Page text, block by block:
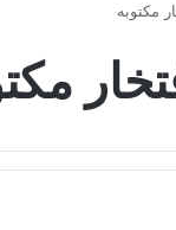
مكتوبه